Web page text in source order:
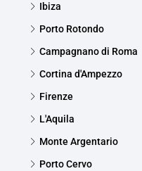
Ibiza
Porto Rotondo
Campagnano di Roma
Cortina d'Ampezzo
Firenze
L'Aquila
Monte Argentario
Porto Cervo